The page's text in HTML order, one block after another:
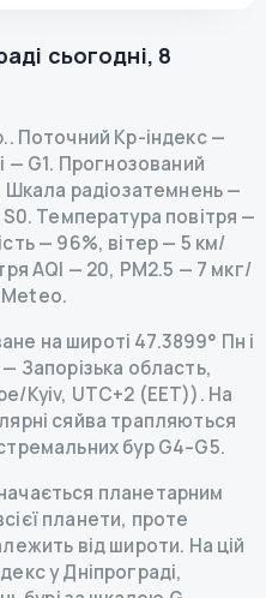
сьогодні, 8
. Поточний Kp-індекс—
— G1. Прогнозований
Шкала радіозатемнень—
0. Температура повітря —
— 96%, вітер — 5 км/
AQI — 20, PM2.5 — 7 мкг/
Meteo.
на широті 47.3899° Пн і
Запорізька область,
Kyiv, UTC+2 (EET)). На
сяйва трапляються
бур G4–G5.
планетарним
планети, проте
від широти. На цій
у Дніпрограді,